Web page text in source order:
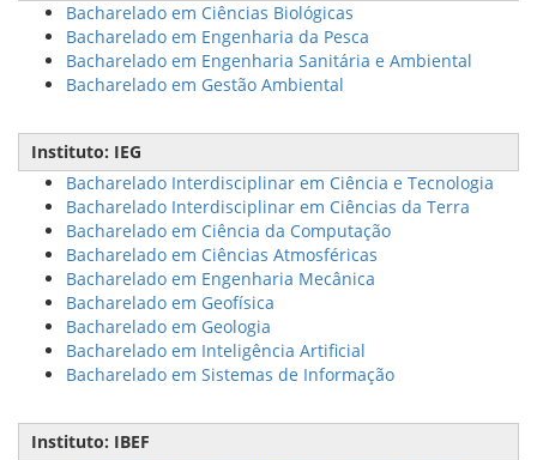
Bacharelado em Ciências Biológicas
Bacharelado em Engenharia da Pesca
Bacharelado em Engenharia Sanitária e Ambiental
Bacharelado em Gestão Ambiental
Instituto: IEG
Bacharelado Interdisciplinar em Ciência e Tecnologia
Bacharelado Interdisciplinar em Ciências da Terra
Bacharelado em Ciência da Computação
Bacharelado em Ciências Atmosféricas
Bacharelado em Engenharia Mecânica
Bacharelado em Geofísica
Bacharelado em Geologia
Bacharelado em Inteligência Artificial
Bacharelado em Sistemas de Informação
Instituto: IBEF